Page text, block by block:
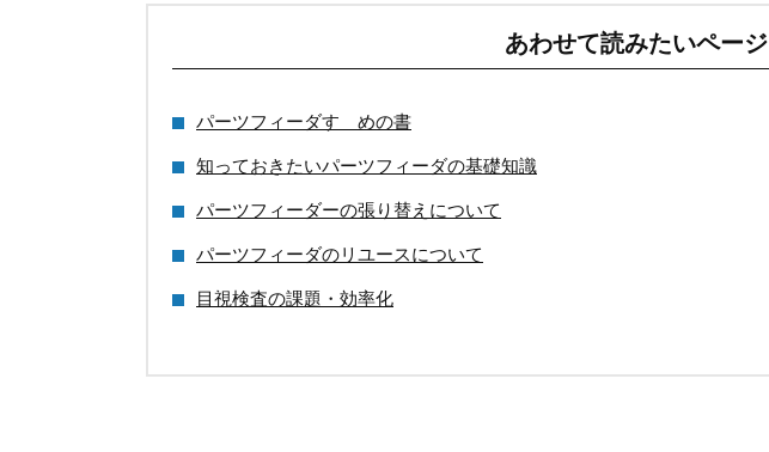
あわせて読みたいページ
パーツフィーダすゝめの書
知っておきたいパーツフィーダの基礎知識
パーツフィーダーの張り替えについて
パーツフィーダのリユースについて
目視検査の課題・効率化